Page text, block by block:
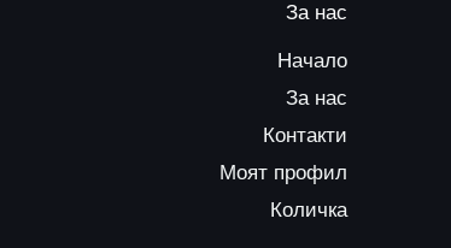
За нас
Начало
За нас
Контакти
Моят профил
Количка